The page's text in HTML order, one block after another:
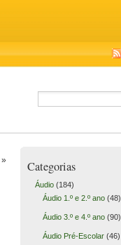
» Categorias
Áudio(184)
Áudio 1.º e 2.º ano(48)
Áudio 3.º e 4.º ano(90)
Áudio Pré-Escolar(46)